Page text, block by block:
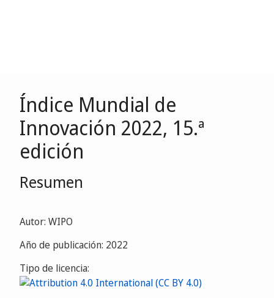
Índice Mundial de
Innovación 2022, 15.ª
edición
Resumen
Autor: WIPO
Año de publicación: 2022
Tipo de licencia: